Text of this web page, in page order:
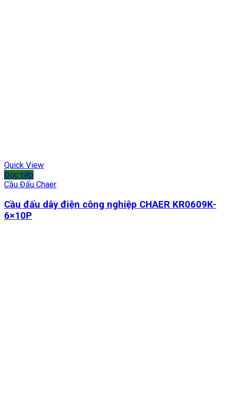
Quick View
Đọc tiếp
Cầu Đấu Chaer
Cầu đấu dây điện công nghiệp CHAER KR0609K-
6×10P